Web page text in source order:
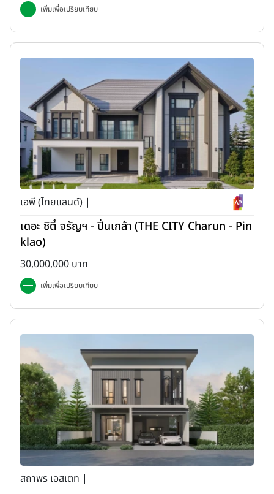
เพิ่มเพื่อเปรียบเทียบ
เอพี (ไทยแลนด์) |
เดอะ ซิตี้ จรัญฯ - ปิ่นเกล้า (THE CITY Charun - Pin
klao)
30,000,000 บาท
เพิ่มเพื่อเปรียบเทียบ
สถาพร เอสเตท |